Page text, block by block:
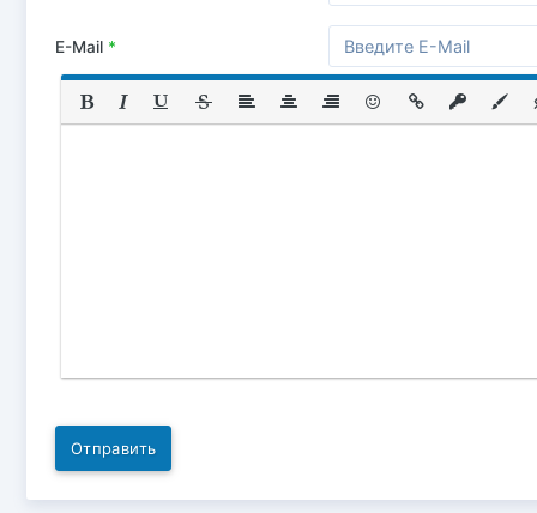
E-Mail *
Отправить